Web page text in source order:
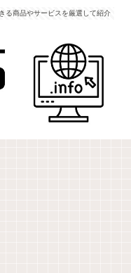
る商品やサービスを厳選して紹介